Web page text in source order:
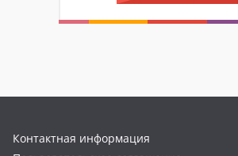
Контактная информация